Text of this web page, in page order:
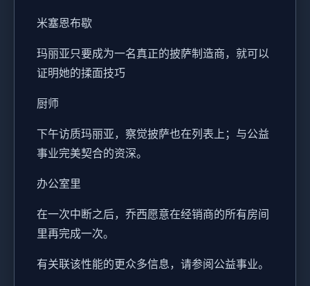
米塞恩布歇
玛丽亚只要成为一名真正的披萨制造商，就可以
证明她的揉面技巧
厨师
下午访质玛丽亚，察觉披萨也在列表上；与公益
事业完美契合的资深。
办公室里
在一次中断之后，乔西愿意在经销商的所有房间
里再完成一次。
有关联该性能的更众多信息，请参阅公益事业。